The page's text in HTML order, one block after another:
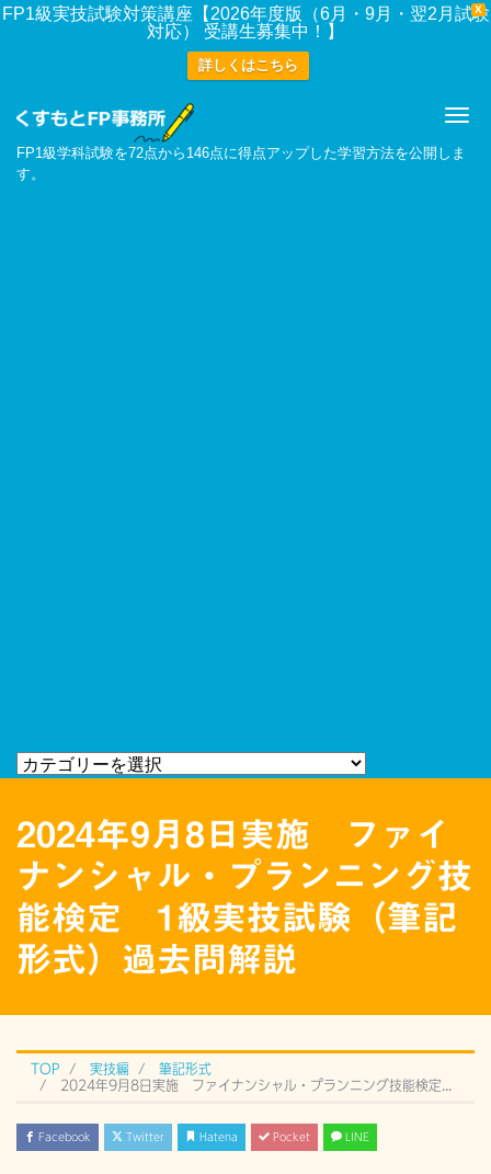
X
FP1級実技試験対策講座【2026年度版（6月・9月・翌2月試験
対応） 受講生募集中！】
詳しくはこちら
FP1級学科試験を72点から146点に得点アップした学習方法を公開しま
す。
2024年9月8日実施 ファイ
ナンシャル・プランニング技
能検定 1級実技試験（筆記
形式）過去問解説
TOP 実技編
筆記形式
Facebook Twitter Hatena Pocket LINE